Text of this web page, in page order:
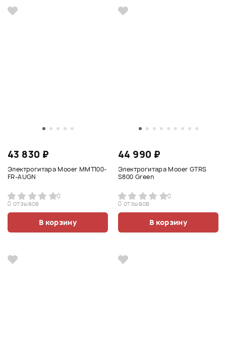
43 830 ₽
Электрогитара Mooer MMT100-
FR-AUGN
0
0 отзывов
В корзину
44 990 ₽
Электрогитара Mooer GTRS
S800 Green
0
0 отзывов
В корзину